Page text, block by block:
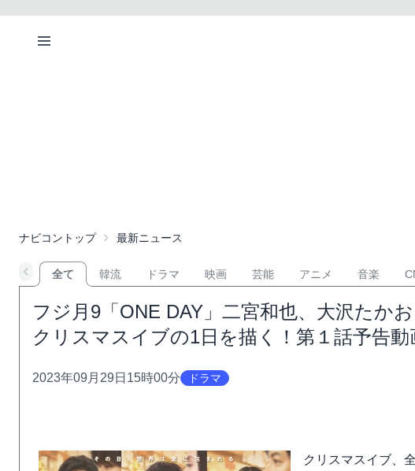
ナビコントップ 最新ニュース
全て 韓流 ドラマ 映画 芸能 アニメ 音楽
フジ月9「ONE DAY」二宮和也、大沢たか
クリスマスイブの1日を描く！第１話予告動
2023年09月29日15時00分 ドラマ
クリスマスイブ、